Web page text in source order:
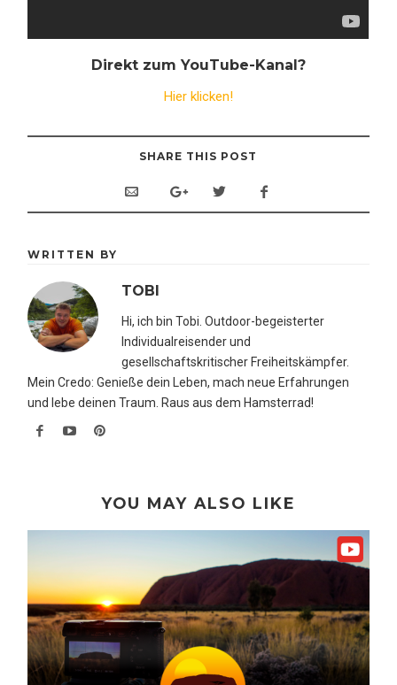
Direkt zum YouTube-Kanal?
Hier klicken!
SHARE THIS POST
WRITTEN BY
TOBI
Hi, ich bin Tobi. Outdoor-begeisterter
Individualreisender und
gesellschaftskritischer Freiheitskämpfer.
Mein Credo: Genieße dein Leben, mach neue Erfahrungen
und lebe deinen Traum. Raus aus dem Hamsterrad!
YOU MAY ALSO LIKE